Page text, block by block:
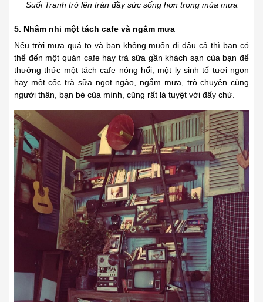
Suối Tranh trở lên tràn đầy sức sống hơn trong mùa mưa
5. Nhâm nhi một tách cafe và ngắm mưa
Nếu trời mưa quá to và bạn không muốn đi đâu cả thì bạn có
thể đến một quán cafe hay trà sữa gần khách sạn của bạn để
thưởng thức một tách cafe nóng hổi, một ly sinh tố tươi ngon
hay một cốc trà sữa ngọt ngào, ngắm mưa, trò chuyện cùng
người thân, bạn bè của mình, cũng rất là tuyệt vời đấy chứ.